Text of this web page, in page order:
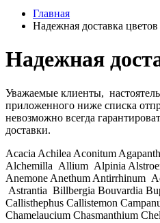
Главная
Надежная доставка цветов
Надежная
Уважаемые клиенты,
приложенного ниже списка
невозможно всегда
доставки.
Acacia Achilea Aconitum
Alchemilla Allium Alpinia
Anemone Anethum Antirrhinum
Astrantia Billbergia Bouvardia
Callisthephus Callistemon
Chamelaucium Chasmanthium